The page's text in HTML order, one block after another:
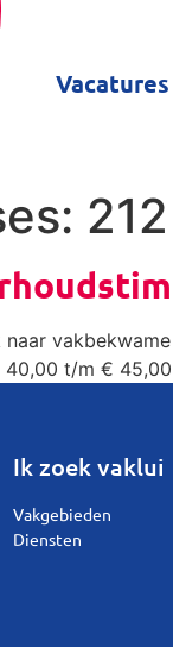
Vacatures
212
t/m €
Ik zoek vaklui
Vakgebieden
Diensten